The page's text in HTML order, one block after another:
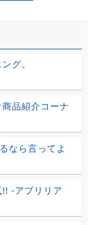
グ。
品紹介コーナ
なら言ってよ
-アプリリア